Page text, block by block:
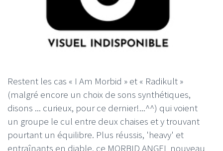
Restent les cas « I Am Morbid » et « Radikult »
(malgré encore un choix de sons synthétiques,
disons ... curieux, pour ce dernier!...^^) qui voient
un groupe le cul entre deux chaises et y trouvant
pourtant un équilibre. Plus réussis, 'heavy' et
entraînants en diable, ce MORBID ANGEL nouveau